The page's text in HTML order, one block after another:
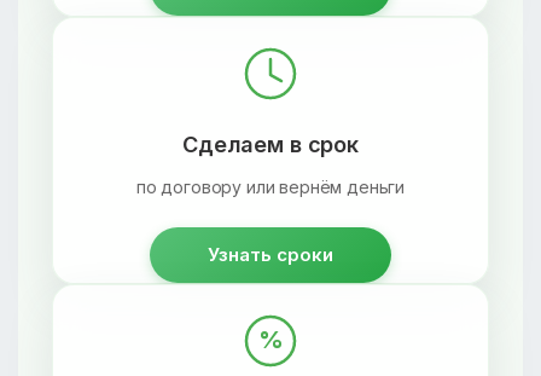
Сделаем в срок
по договору или вернём деньги
Узнать сроки
%